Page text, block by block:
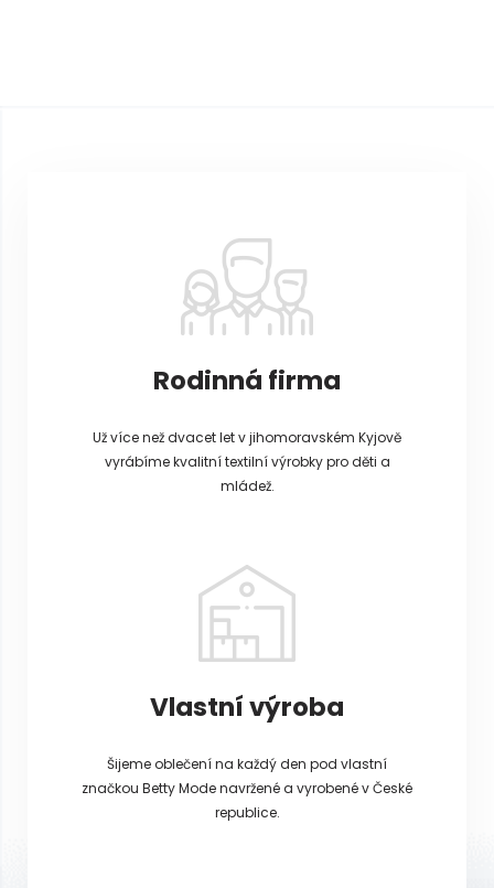
Rodinná firma
Už více než dvacet let v jihomoravském Kyjově
vyrábíme kvalitní textilní výrobky pro děti a
mládež.
Vlastní výroba
Šijeme oblečení na každý den pod vlastní
značkou Betty Mode navržené a vyrobené v České
republice.